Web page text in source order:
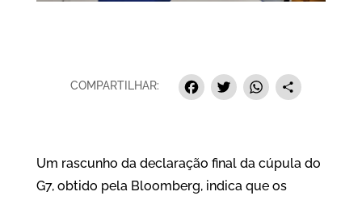
COMPARTILHAR: Facebook
Twitter
Um rascunho da declaração final da cúpula do
G7, obtido pela Bloomberg, indica que os